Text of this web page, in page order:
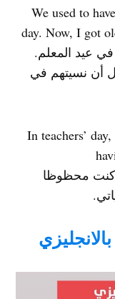
.We used to
day. Now, I got
في عيد المعلم.
أن نسيتهم في
.In teachers’
كنت محظوظا